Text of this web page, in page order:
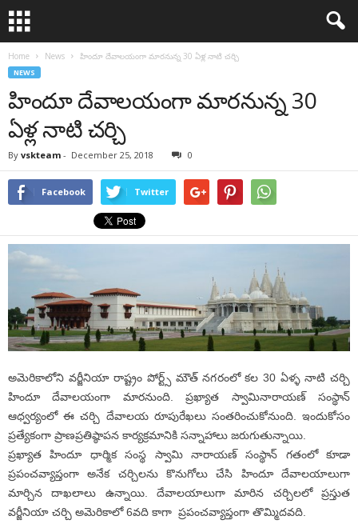
Home News హిందూ దేవాలయంగా మారనున్న 30 ఏళ్ల నాటి చర్చి
NEWS
హిందూ దేవాలయంగా మారనున్న 30
ఏళ్ల నాటి చర్చి
By vskteam - December 25, 2018 0
Facebook Twitter
అమెరికాలోని వర్జీనియా రాష్ట్రం పోర్ట్స్ మౌత్ నగరంలో కల 30 ఏళ్ళ నాటి చర్చి
హిందూ దేవాలయంగా మారనుంది. ప్రఖ్యాత స్వామినారాయణ్ సంస్థాన్
ఆధ్వర్యంలో ఈ చర్చి దేవాలయ రూపురేఖలు సంతరించుకోనుంది. ఇందుకోసం
ప్రత్యేకంగా ప్రాణప్రతిష్ఠాపన కార్యక్రమానికి సన్నాహాలు జరుగుతున్నాయి.
ప్రఖ్యాత హిందూ ధార్మిక సంస్థ స్వామి నారాయణ్ సంస్థాన్ గతంలో కూడా
ప్రపంచవ్యాప్తంగా అనేక చర్చిలను కొనుగోలు చేసి హిందూ దేవాలయాలుగా
మార్చిన దాఖలాలు ఉన్నాయి. దేవాలయాలుగా మారిన చర్చిలలో ప్రస్తుత
వర్జీనియా చర్చి అమెరికాలో 6వది కాగా ప్రపంచవ్యాప్తంగా తొమ్మిదవది.